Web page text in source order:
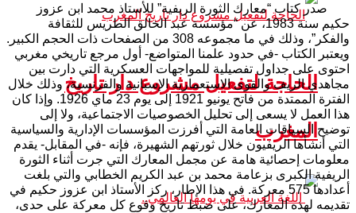
الحاجة لتفعيل مشروع دار تاريخ
المغرب
صدر كتاب “معارك الثورة الريفية” للأستاذ محمد ابن عزوز
حكيم سنة 1983، عن “مؤسسة عبد الخالق الطريس للثقافة
والفكر”، وذلك في ما مجموعه 308 من الصفحات ذات الحجم الكبير.
ويعتبر الكتاب -في حدود علمنا المتواضع- أول مرجع تاريخي مغربي
احتوى على جداول تفصيلية للمواجهات العسكرية التي دارت بين
مجاهدي الريف والقوى الاستعمارية الإسبانية والفرنسية، وذلك خلال
الفترة الممتدة من فاتح يونيو 1921 إلى يوم 23 ماي 1926. وإذا كان
هذا العمل لا يسعى إلى تحليل الخصوصيات الاجتماعية، ولا إلى
توضيح السياقات العامة التي أفرزت المؤسسات الإدارية والسياسية
التي أنشأها الريفيون خلال ثورتهم الشهيرة، فإنه -في المقابل- يقدم
معلومات إحصائية هامة عن مجمل المعارك التي جرت أثناء الثورة
الريفية الكبرى بزعامة محمد بن عبد الكريم الخطابي والتي بلغت
أعدادها 575 معركة. في هذا الإطار، ركز الأستاذ ابن عزوز حكيم في
تقديمه لهذه المعارك، على ضبط تاريخ وقوع كل معركة على حدى،